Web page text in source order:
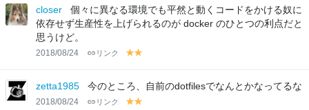
lo
w
lo
w
lo
w
closer
個々に異なる環境でも平然と動くコードをかける奴に
依存せず生産性を上げられるのが docker のひとつの利点だと
思うけど。
2018/08/24 リンク
y
lo
w w
zetta1985 今のところ、自前のdotfilesでなんとかなってるな
2018/08/24 リンク
y